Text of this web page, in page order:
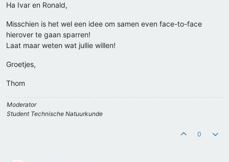
Ha Ivar en Ronald,
Misschien is het wel een idee om samen even face-to-face
hierover te gaan sparren!
Laat maar weten wat jullie willen!
Groetjes,
Thom
Moderator
Student Technische Natuurkunde
0